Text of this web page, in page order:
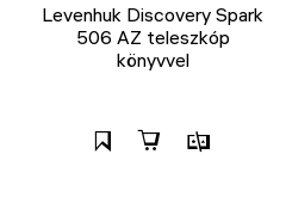
Levenhuk Discovery Spark
506 AZ teleszkóp
könyvvel